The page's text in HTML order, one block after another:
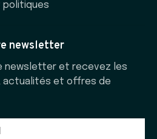
politiques
newsletter
newsletter et recevez les
actualités et offres de